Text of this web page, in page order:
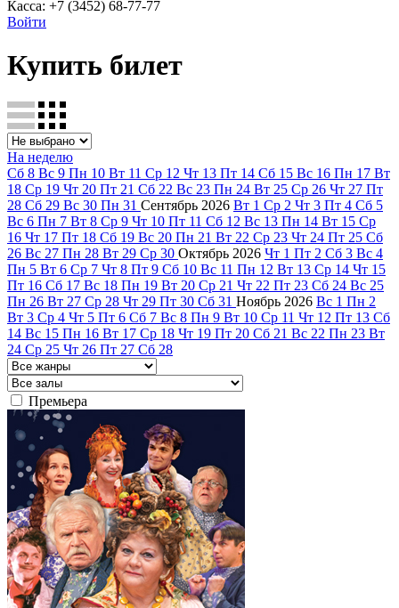
Касса: +7 (3452) 68-77-77
Войти
Купить билет
На неделю
Сб 8 Вс 9 Пн 10 Вт 11 Ср 12 Чт 13 Пт 14 Сб 15 Вс 16 Пн 17 Вт
18 Ср 19 Чт 20 Пт 21 Сб 22 Вс 23 Пн 24 Вт 25 Ср 26 Чт 27 Пт
28 Сб 29 Вс 30 Пн 31 Сентябрь 2026 Вт 1 Ср 2 Чт 3 Пт 4 Сб 5
Вс 6 Пн 7 Вт 8 Ср 9 Чт 10 Пт 11 Сб 12 Вс 13 Пн 14 Вт 15 Ср
16 Чт 17 Пт 18 Сб 19 Вс 20 Пн 21 Вт 22 Ср 23 Чт 24 Пт 25 Сб
26 Вс 27 Пн 28 Вт 29 Ср 30 Октябрь 2026 Чт 1 Пт 2 Сб 3 Вс 4
Пн 5 Вт 6 Ср 7 Чт 8 Пт 9 Сб 10 Вс 11 Пн 12 Вт 13 Ср 14 Чт 15
Пт 16 Сб 17 Вс 18 Пн 19 Вт 20 Ср 21 Чт 22 Пт 23 Сб 24 Вс 25
Пн 26 Вт 27 Ср 28 Чт 29 Пт 30 Сб 31 Ноябрь 2026 Вс 1 Пн 2
Вт 3 Ср 4 Чт 5 Пт 6 Сб 7 Вс 8 Пн 9 Вт 10 Ср 11 Чт 12 Пт 13 Сб
14 Вс 15 Пн 16 Вт 17 Ср 18 Чт 19 Пт 20 Сб 21 Вс 22 Пн 23 Вт
24 Ср 25 Чт 26 Пт 27 Сб 28
Премьера